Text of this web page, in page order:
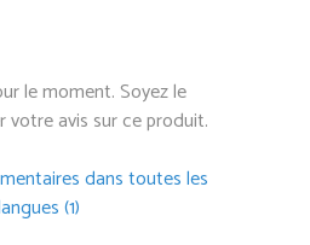
le moment. Soyez le
votre avis sur ce produit.
dans toutes les
(1)